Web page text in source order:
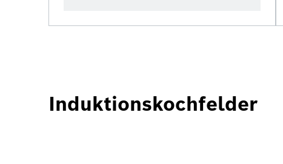
Induktionskochfelder